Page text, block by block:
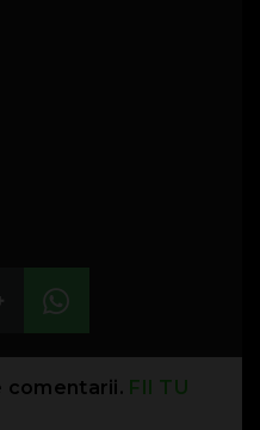
comentarii. FII TU